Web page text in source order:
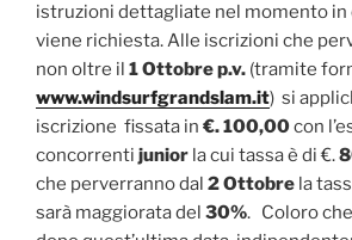
istruzioni dettagliate nel momento in
viene richiesta. Alle iscrizioni che
non oltre il 1 Ottobrep.v. (tramite
www.windsurfgrandslam.it) si
iscrizione fissata in €. 100,00con
concorrenti junior la cui tassa è di €.
che perverranno dal 2 Ottobre la
sarà maggiorata del 30%. Coloro